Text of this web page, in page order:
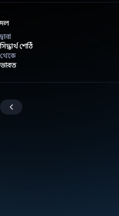
দল
দ্বারা
সিদ্ধার্থ শেঠি
থেকে
ভারত